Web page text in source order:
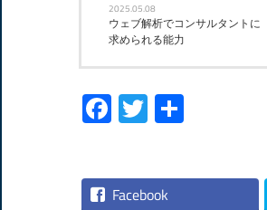
2025.05.08
ウェブ解析でコンサルタントに
求められる能力
Facebook
Twitter
Facebook